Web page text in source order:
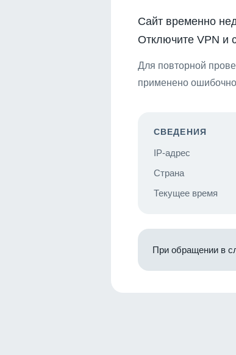
Сайт временно
Отключите VPN и
Для повторной
применено
СВЕДЕНИЯ
IP-адрес
Страна
Текущее время
При обращении в